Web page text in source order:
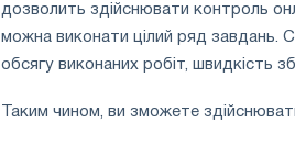
дозволить здійснювати контроль
можна виконати цілий ряд завдань.
обсягу виконаних робіт, швидкість
Таким чином, ви зможете